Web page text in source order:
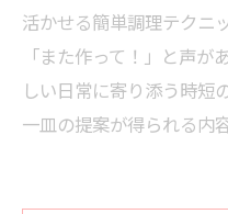
活かせる簡単調理テクニ
「また作って！」と声が
しい日常に寄り添う時短
一皿の提案が得られる内容